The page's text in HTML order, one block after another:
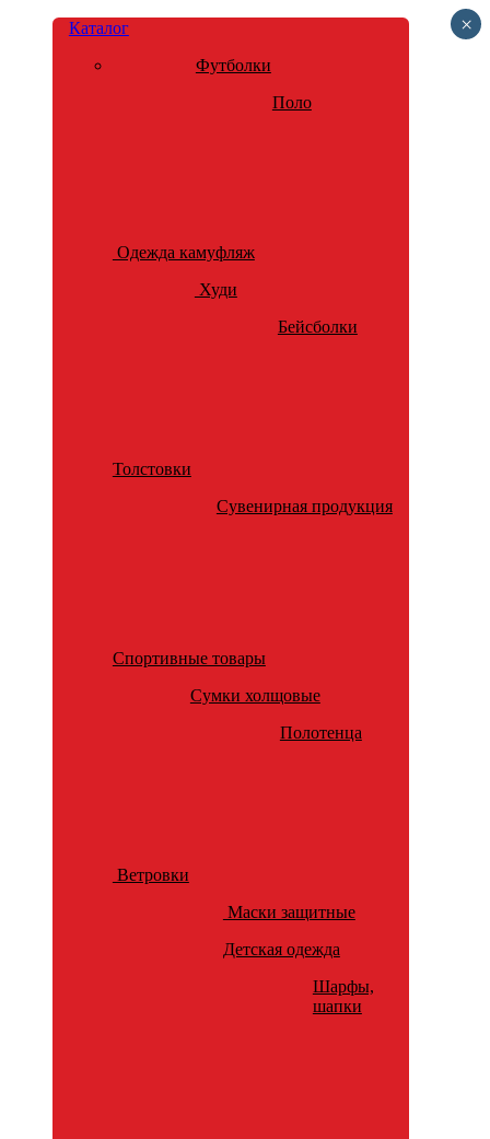
Каталог
Футболки
Поло
Одежда камуфляж
Худи
Бейсболки
Толстовки
Сувенирная продукция
Спортивные товары
Сумки холщовые
Полотенца
Ветровки
Маски защитные
Детская одежда
Шарфы,
шапки
×